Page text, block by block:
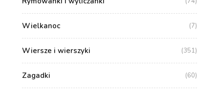
Wielkanoc (7)
Wiersze i wierszyki (351)
Zagadki (60)